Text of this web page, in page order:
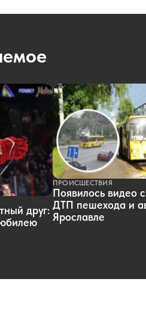
друг:
ПРОИСШЕСТВИЯ
Появилось видео
ДТП пешехода и
Ярославле